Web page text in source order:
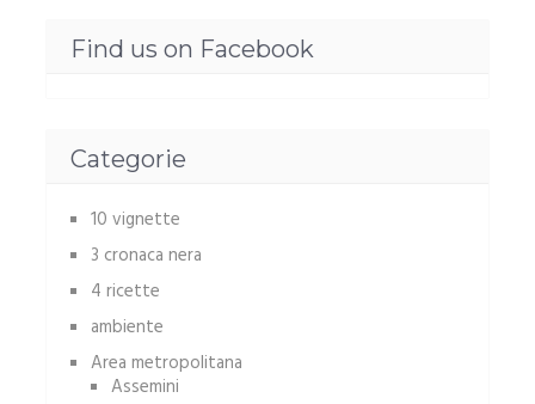
Find us on Facebook
Categorie
10 vignette
3 cronaca nera
4 ricette
ambiente
Area metropolitana
Assemini